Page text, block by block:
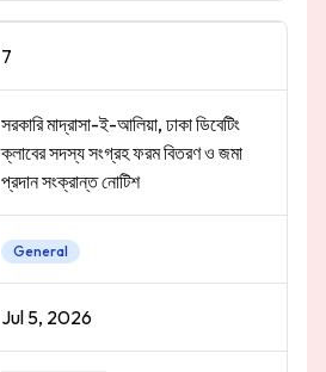
7
সরকারি মাদ্রাসা-ই-আলিয়া, ঢাকা ডিবেটিং
ক্লাবের সদস্য সংগ্রহ ফরম বিতরণ ও জমা
প্রদান সংক্রান্ত নোটিশ
General
Jul 5, 2026